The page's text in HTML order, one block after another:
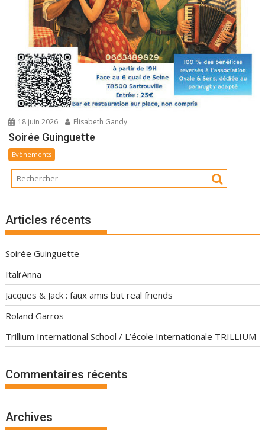
18 juin 2026 Elisabeth Gandy
Soirée Guinguette
Evènements
Articles récents
Soirée Guinguette
Itali’Anna
Jacques & Jack : faux amis but real friends
Roland Garros
Trillium International School / L’école Internationale TRILLIUM
Commentaires récents
Archives